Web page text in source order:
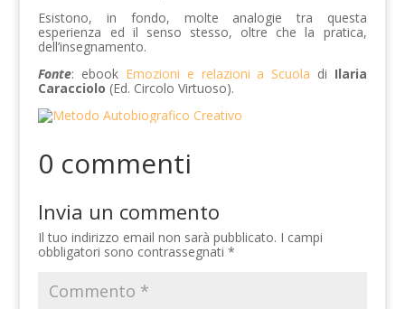
Esistono, in fondo, molte analogie tra questa
esperienza ed il senso stesso, oltre che la pratica,
dell’insegnamento.
Fonte: ebook Emozioni e relazioni a Scuola di Ilaria
Caracciolo (Ed. Circolo Virtuoso).
0 commenti
Invia un commento
Il tuo indirizzo email non sarà pubblicato. I campi
obbligatori sono contrassegnati*